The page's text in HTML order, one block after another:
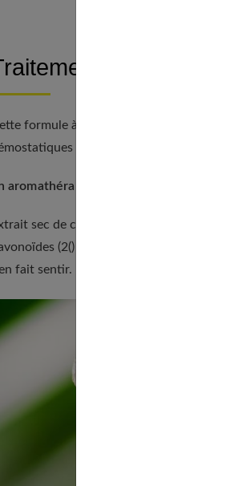
de fond
formule à faire préparer par le
et astringents.
aromathérapie :
sec de cyprès (60 mg) + extrait
(2() mg), à raison de trois
fait sentir.